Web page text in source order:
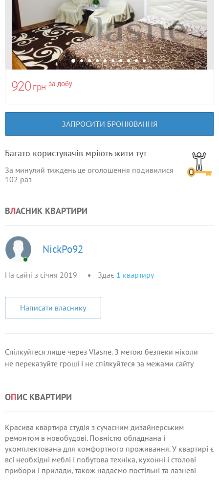
920 грн за добу
ЗАПРОСИТИ БРОНЮВАННЯ
Багато користувачів мріють жити тут
За минулий тиждень це оголошення подивилися
102 раз
ВЛАСНИК КВАРТИРИ
NickPo92
На сайті з січня 2019 Здає 1 квартиру
Написати власнику
Спілкуйтеся лише через Vlasne. З метою безпеки ніколи
не переказуйте гроші і не спілкуйтеся за межами сайту
ОПИС КВАРТИРИ
Красива квартира студія з сучасним дизайнерським
ремонтом в новобудові. Повністю обладнана і
укомплектована для комфортного проживання. У квартирі є
всі необхідні меблі і побутова техніка, кухонні і столові
прибори і прилади, також надаємо постільні та лазневі